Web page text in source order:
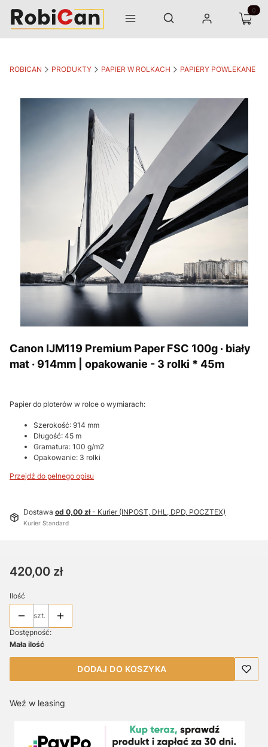
Menu Otwórz wyszukiwarkę
Szukaj Zaloguj się Koszyk
ROBICAN PRODUKTY PAPIER W ROLKACH PAPIERY POWLEKANE
Canon IJM119 Premium Paper FSC 100g · biały
mat · 914mm | opakowanie - 3 rolki * 45m
Papier do ploterów w rolce o wymiarach:
Szerokość: 914 mm
Długość: 45 m
Gramatura: 100 g/m2
Opakowanie: 3 rolki
Przejdź do pełnego opisu
Dostawa od 0,00 zł- Kurier (INPOST, DHL, DPD, POCZTEX)
Kurier Standard
Cena
420,00 zł
Ilość
szt.
Dostępność:
Mała ilość
DODAJ DO KOSZYKA
Weź w leasing